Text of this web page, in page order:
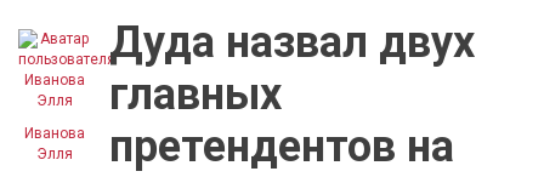
Иванова
Элля
Дуда назвал двух
главных
претендентов на